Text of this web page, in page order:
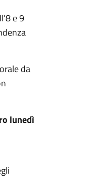
e 9
da
lunedì